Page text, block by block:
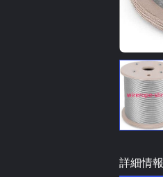
詳細情報